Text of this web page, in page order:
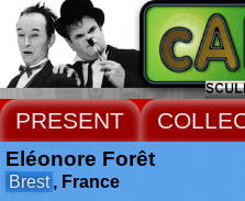
PRESENT
Eléonore Forêt
Brest , France